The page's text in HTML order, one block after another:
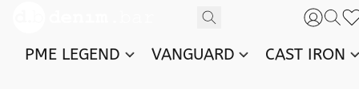
PME LEGEND VANGUARD CAST IRON